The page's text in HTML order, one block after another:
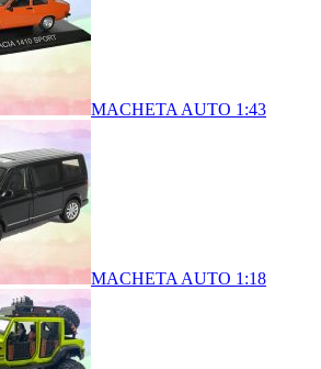
MACHETA AUTO 1:43
MACHETA AUTO 1:18